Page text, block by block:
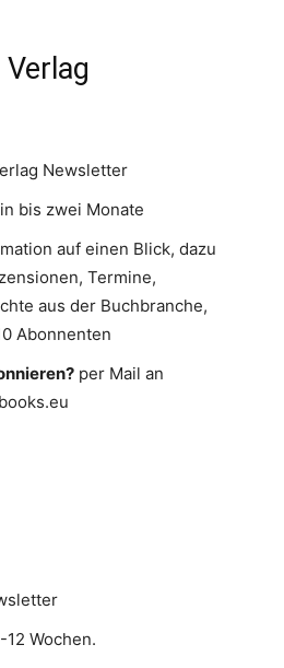
Newsletter
bis zwei Monate
auf einen Blick, dazu
Termine,
aus der Buchbranche,
Abonnenten
per Mail an
Wochen.